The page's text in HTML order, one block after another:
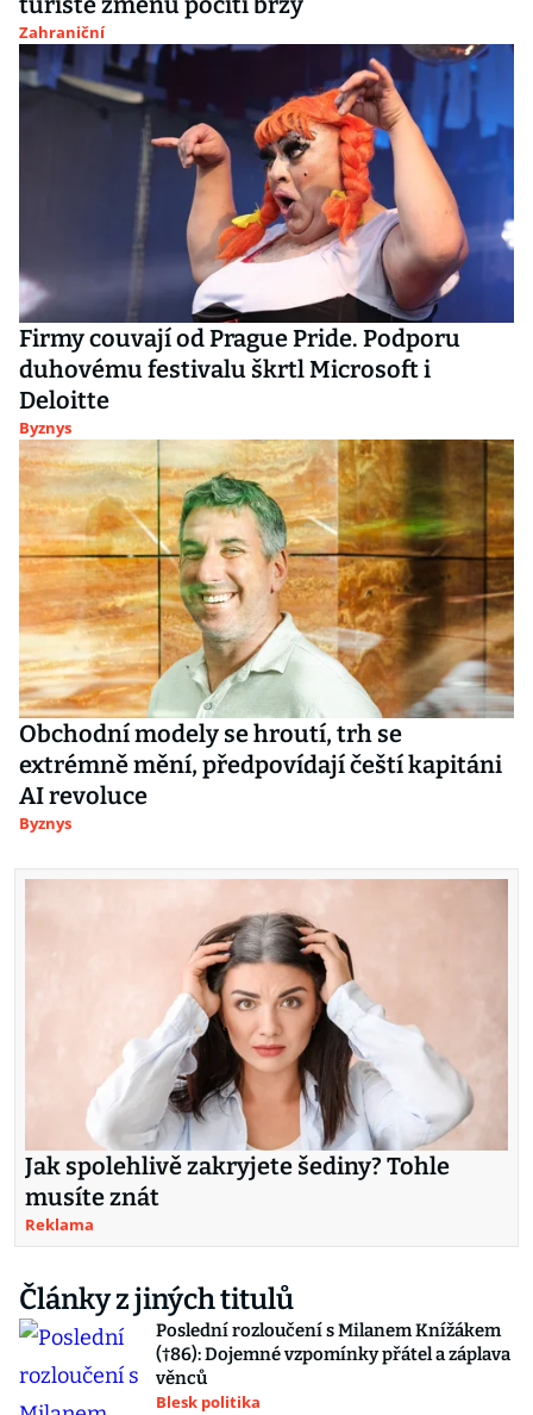
Zahraniční
Firmy couvají od Prague Pride. Podporu
duhovému festivalu škrtl Microsoft i
Deloitte
Byznys
Obchodní modely se hroutí, trh se
extrémně mění, předpovídají čeští kapitáni
AI revoluce
Byznys
Jak spolehlivě zakryjete šediny? Tohle
musíte znát
Reklama
Články z jiných titulů
Poslední rozloučení s Milanem Knížákem
(†86): Dojemné vzpomínky přátel a záplava
věnců
Blesk politika